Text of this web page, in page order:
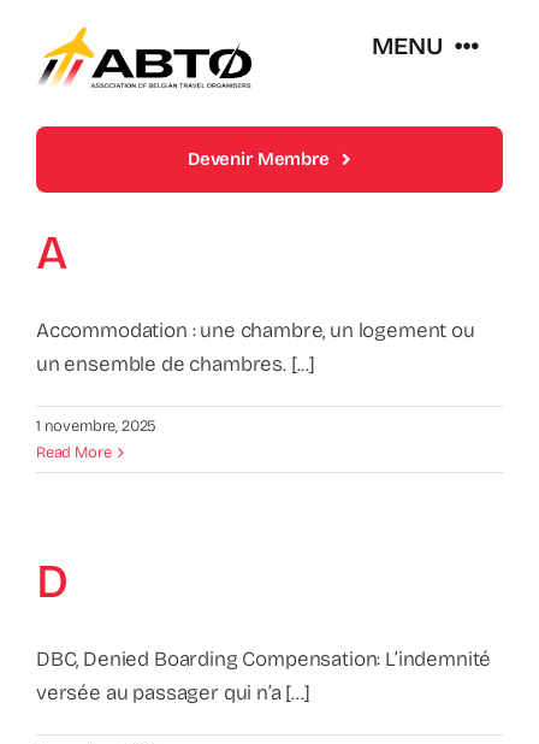
content
MENU
Over Abto
Trends En Evoluties Van De Reissector
Nieuws
ABC Van De Toeristische Terminologie
Devenir Membre
A
Accommodation : une chambre, un logement ou
un ensemble de chambres. [...]
1 novembre, 2025
Read More
D
DBC, Denied Boarding Compensation: L’indemnité
versée au passager qui n’a [...]